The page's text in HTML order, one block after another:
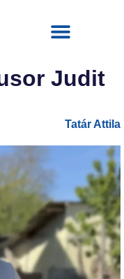
Judit
Tatár Attila